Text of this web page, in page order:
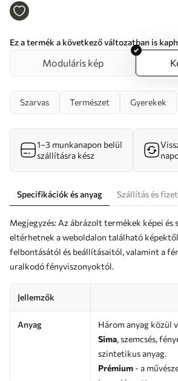
Ez a termék a következő változatban is
Moduláris kép
Szarvas Természet Gyerekek
1–3 munkanapon belül
szállításra kész
Specifikációk és anyag Szállítás és
Megjegyzés: Az ábrázolt termékek képei és
eltérhetnek a weboldalon található
felbontásától és beállításaitól, valamint a
uralkodó fényviszonyoktól.
Jellemzők
Anyag
Három anyag közül
Sima, szemcsés,
szintetikus anyag.
Prémium - a